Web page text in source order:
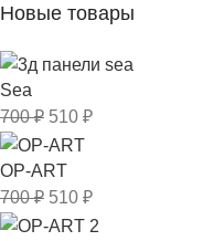
Новые товары
Sea
700₽ 510 ₽
OP-ART
700₽ 510 ₽